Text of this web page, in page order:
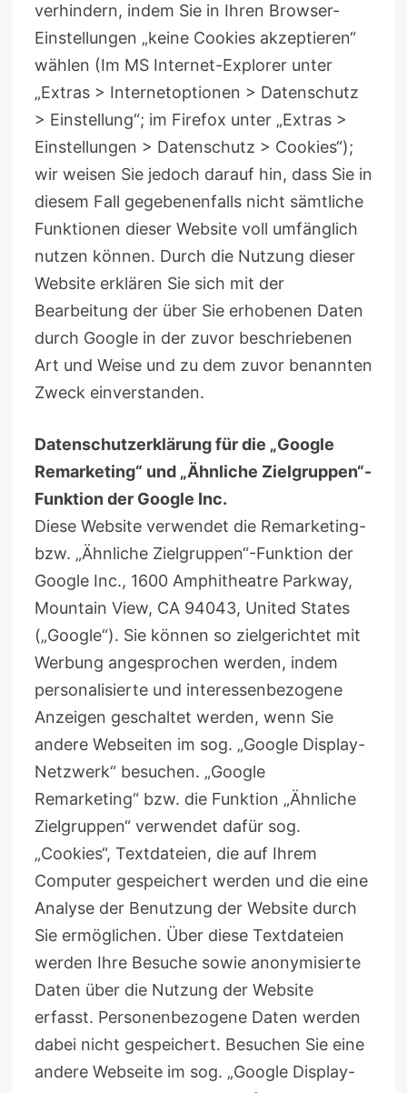
verhindern, indem Sie in Ihren Browser-
Einstellungen „keine Cookies akzeptieren“
wählen (Im MS Internet-Explorer unter
„Extras > Internetoptionen > Datenschutz
> Einstellung“; im Firefox unter „Extras >
Einstellungen > Datenschutz > Cookies“);
wir weisen Sie jedoch darauf hin, dass Sie in
diesem Fall gegebenenfalls nicht sämtliche
Funktionen dieser Website voll umfänglich
nutzen können. Durch die Nutzung dieser
Website erklären Sie sich mit der
Bearbeitung der über Sie erhobenen Daten
durch Google in der zuvor beschriebenen
Art und Weise und zu dem zuvor benannten
Zweck einverstanden.
Datenschutzerklärung für die „Google
Remarketing“ und „Ähnliche Zielgruppen“-
Funktion der Google Inc.
Diese Website verwendet die Remarketing-
bzw. „Ähnliche Zielgruppen“-Funktion der
Google Inc., 1600 Amphitheatre Parkway,
Mountain View, CA 94043, United States
(„Google“). Sie können so zielgerichtet mit
Werbung angesprochen werden, indem
personalisierte und interessenbezogene
Anzeigen geschaltet werden, wenn Sie
andere Webseiten im sog. „Google Display-
Netzwerk“ besuchen. „Google
Remarketing“ bzw. die Funktion „Ähnliche
Zielgruppen“ verwendet dafür sog.
„Cookies“, Textdateien, die auf Ihrem
Computer gespeichert werden und die eine
Analyse der Benutzung der Website durch
Sie ermöglichen. Über diese Textdateien
werden Ihre Besuche sowie anonymisierte
Daten über die Nutzung der Website
erfasst. Personenbezogene Daten werden
dabei nicht gespeichert. Besuchen Sie eine
andere Webseite im sog. „Google Display-